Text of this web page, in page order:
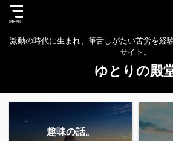
激動の時代に生まれ、筆舌しがたい苦労を経
サイト。
ゆとりの殿
趣味の話。